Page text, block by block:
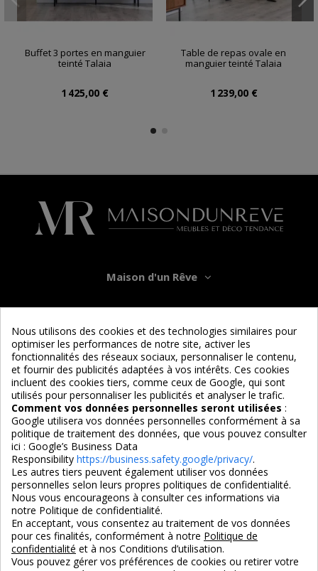
Buffet 3 portes en manguier
teinté Talaia
1 425,00 €
Table de repas ovale en
manguier teinté Talaia
1 239,00 €
Maison d'un Rêve
Informations
Services
Nous suivre
4,7/5
3X SANS FRAIS
100% sécurisé
PAIEMENT 100% SÉCURISÉ
par CB / Amex / Virement
Nous utilisons des cookies et des technologies similaires pour
optimiser les performances de notre site, activer les
fonctionnalités des réseaux sociaux, personnaliser le contenu,
et fournir des publicités adaptées à vos intérêts. Ces cookies
incluent des cookies tiers, comme ceux de Google, qui sont
utilisés pour personnaliser les publicités et analyser le trafic.
Comment vos données personnelles seront utilisées :
Google utilisera vos données personnelles conformément à sa
politique de traitement des données, que vous pouvez consulter
ici : Google’s Business Data
Responsibility https://business.safety.google/privacy/.
Les autres tiers peuvent également utiliser vos données
personnelles selon leurs propres politiques de confidentialité.
Nous vous encourageons à consulter ces informations via
notre Politique de confidentialité.
En acceptant, vous consentez au traitement de vos données
pour ces finalités, conformément à notre Politique de
confidentialité et à nos Conditions d’utilisation.
Vous pouvez gérer vos préférences de cookies ou retirer votre